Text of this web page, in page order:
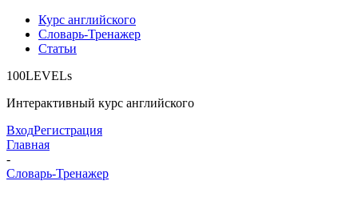
Курс английского
Словарь-Тренажер
Статьи
100LEVELs
Интерактивный курс английского
ВходРегистрация
Главная
-
Словарь-Тренажер